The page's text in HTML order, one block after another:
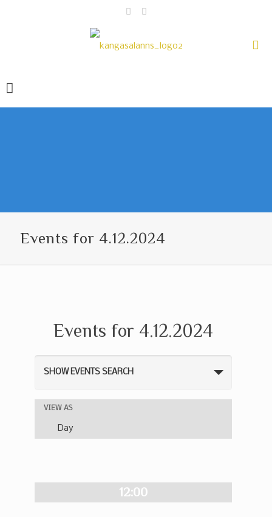
Events for 4.12.2024
Events for 4.12.2024
Events
and
Views
SHOW EVENTS SEARCH
Event
Views
VIEW AS
Day
12:00